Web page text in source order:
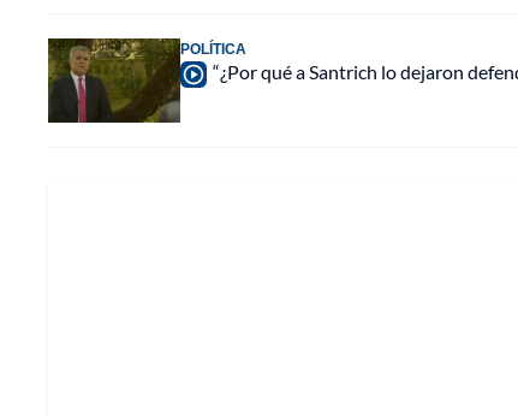
POLÍTICA
“¿Por qué a Santrich lo dejaron